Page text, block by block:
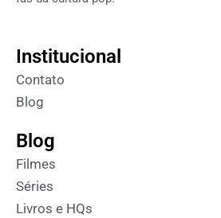
Institucional
Contato
Blog
Blog
Filmes
Séries
Livros e HQs